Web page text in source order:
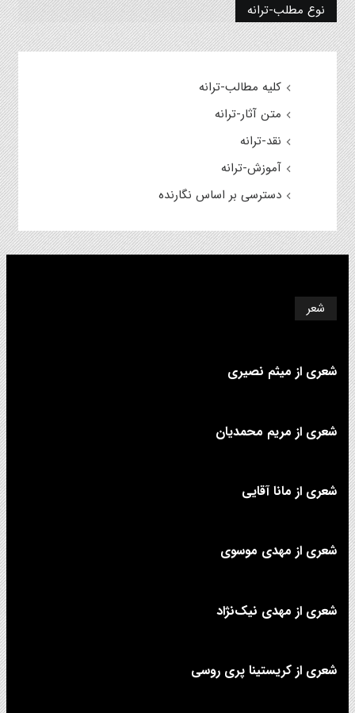
نوع مطلب-ترانه
کلیه مطالب-ترانه
متن آثار-ترانه
نقد-ترانه
آموزش-ترانه
دسترسی بر اساس نگارنده
شعر
شعری از میثم نصیری
شعری از مریم محمدیان
شعری از مانا آقایی
شعری از مهدی موسوی
شعری از مهدی نیک‌نژاد
شعری از کریستینا پری روسی